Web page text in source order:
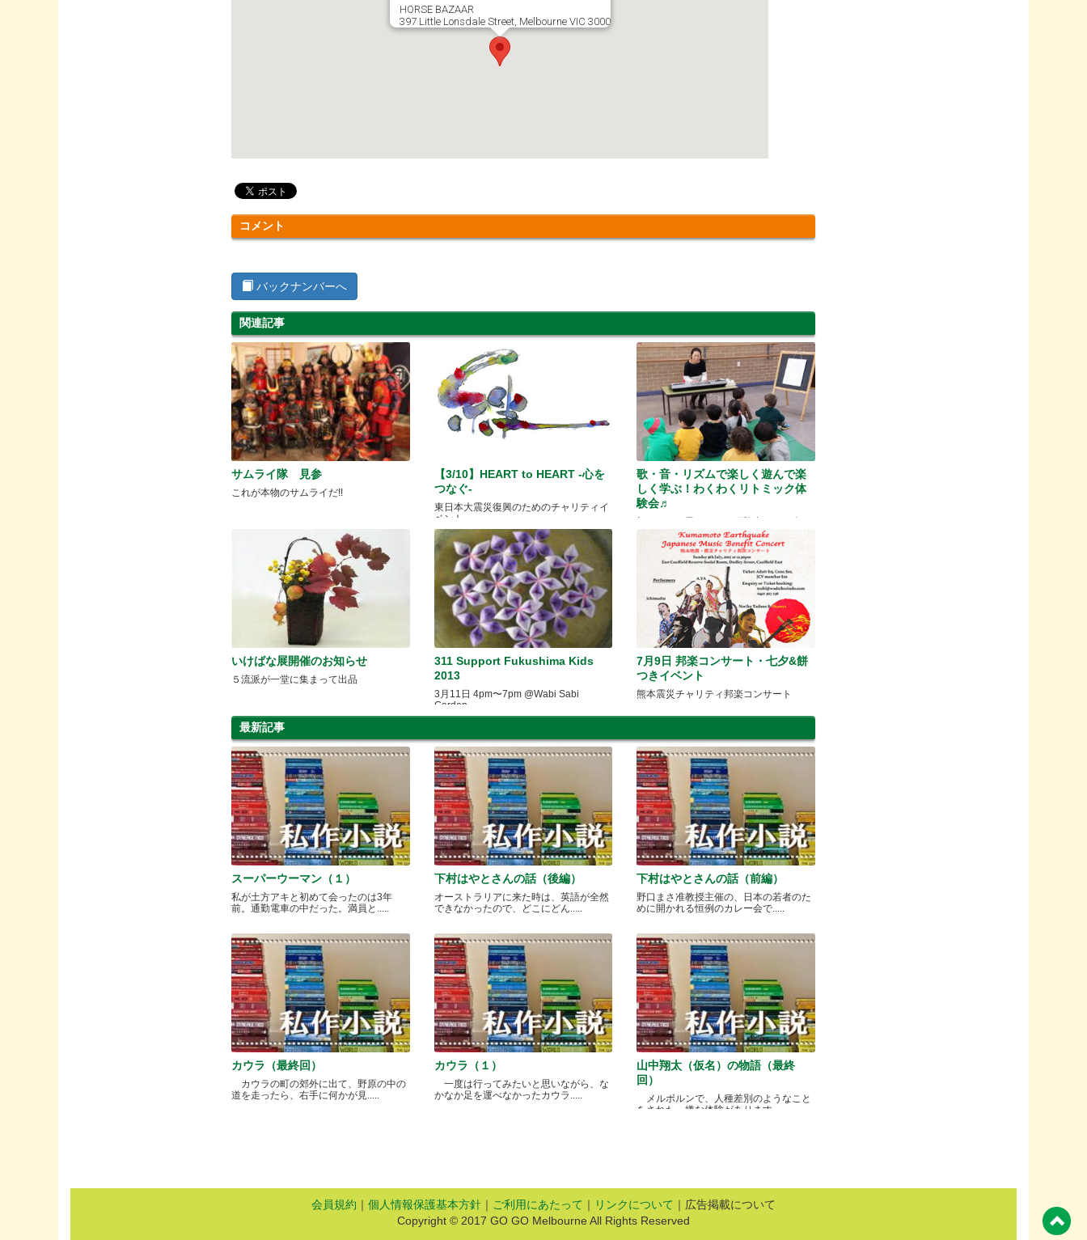
HORSE BAZAAR
397 Little Lonsdale Street, Melbourne VIC 3000
コメント
バックナンバーへ
関連記事
サムライ隊 見参
これが本物のサムライだ!!
【3/10】HEART to HEART -心を
つなぐ-
東日本大震災復興のためのチャリティイ
ベント
歌・音・リズムで楽しく遊んで楽
しく学ぶ！わくわくリトミック体
験会♬
める
いけばな展開催のお知らせ
５流派が一堂に集まって出品
311 Support Fukushima Kids
2013
3月11日 4pm〜7pm @Wabi Sabi
Garden
7月9日 邦楽コンサート・七夕&餅
つきイベント
熊本震災チャリティ邦楽コンサート
最新記事
スーパーウーマン（１）
私が土方アキと初めて会ったのは3年
前。通勤電車の中だった。満員と.....
下村はやとさんの話（後編）
オーストラリアに来た時は、英語が全然
できなかったので、どこにどん.....
下村はやとさんの話（前編）
野口まさ准教授主催の、日本の若者のた
めに開かれる恒例のカレー会で.....
カウラ（最終回）
カウラの町の郊外に出て、野原の中の
道を走ったら、右手に何かが見.....
カウラ（１）
一度は行ってみたいと思いながら、な
かなか足を運べなかったカウラ.....
山中翔太（仮名）の物語（最終
回）
メルボルンで、人種差別のようなこと
をされた、嫌な体験があります.....
会員規約 ｜ 個人情報保護基本方針 ｜ ご利用にあたって ｜ リンクについて ｜広告掲載について
Copyright © 2017 GO GO Melbourne All Rights Reserved